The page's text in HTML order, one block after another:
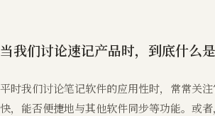
当我们讨论速记产品时，到底什么是
平时我们讨论笔记软件的应用性时，常常关
快，能否便捷地与其他软件同步等功能。或